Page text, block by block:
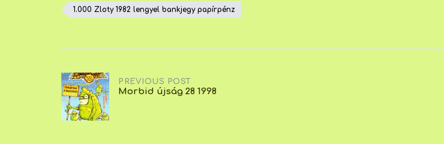
1.000 Zloty 1982 lengyel bankjegy papírpénz
Post
navigation
PREVIOUS POST
Morbid újság 28 1998